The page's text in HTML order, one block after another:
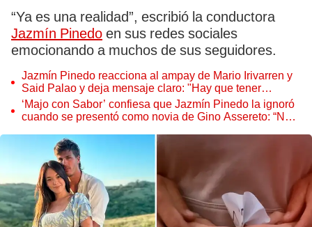
“Ya es una realidad”, escribió la conductora
Jazmín Pinedo en sus redes sociales
emocionando a muchos de sus seguidores.
Jazmín Pinedo reacciona al ampay de Mario Irivarren y
Said Palao y deja mensaje claro: "Hay que tener
responsabilidad emocional"
‘Majo con Sabor’ confiesa que Jazmín Pinedo la ignoró
cuando se presentó como novia de Gino Assereto: “No